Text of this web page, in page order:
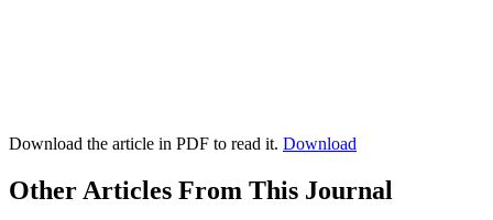
Download the article in PDF to read it. Download
Other Articles From This Journal